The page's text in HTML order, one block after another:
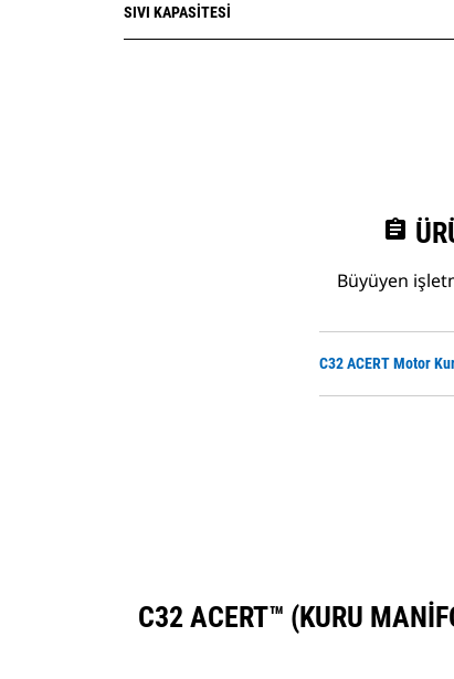
SIVI KAPASITESI
assignment
Büyüyen
C32 ACERT Motor
C32 ACERT™ (KURU